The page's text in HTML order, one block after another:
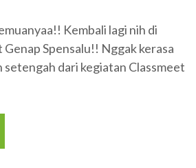
Kembali lagi nih di
Spensalu!! Nggak kerasa
setengah dari kegiatan Classmeet